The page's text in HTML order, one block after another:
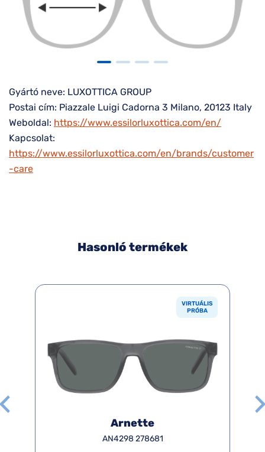
Gyártó neve: LUXOTTICA GROUP
Postai cím: Piazzale Luigi Cadorna 3 Milano, 20123 Italy
Weboldal: https://www.essilorluxottica.com/en/
Kapcsolat:
https://www.essilorluxottica.com/en/brands/customer
-care
Hasonló termékek
VIRTUÁLIS
PRÓBA
Arnette
AN4298 278681